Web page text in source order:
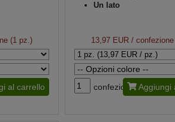
(1 pz.)
al carrello
Un lato
13,97 EUR/ confezione
confezione Aggiungi